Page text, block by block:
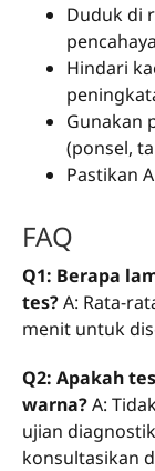
Duduk di
Hindari
Gunakan
(ponsel,
Pastikan
FAQ
Q1: Berapa
tes?A: Rata-
menit untuk
Q2: Apakah
warna?A:
ujian
konsultasikan